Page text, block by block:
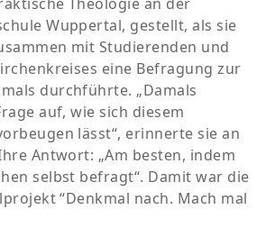
Wuppertal, gestellt, als sie
mit Studierenden und
eine Befragung zur
durchführte. „Damals
auf, wie sich diesem
lässt“, erinnerte sie an
Antwort: „Am besten, indem
selbst befragt“. Damit war die
“Denkmal nach. Mach mal